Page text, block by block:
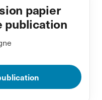
papier
publication